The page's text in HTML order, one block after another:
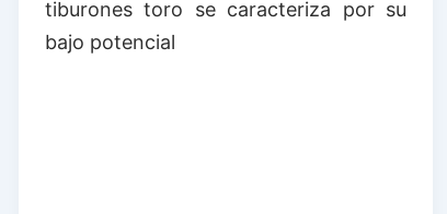
tiburones toro se caracteriza por su
bajo potencial